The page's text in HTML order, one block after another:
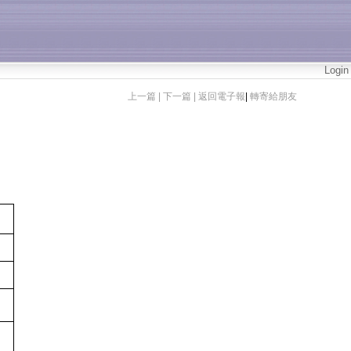
Login
上一篇 | 下一篇 | 返回電子報 轉寄給朋友